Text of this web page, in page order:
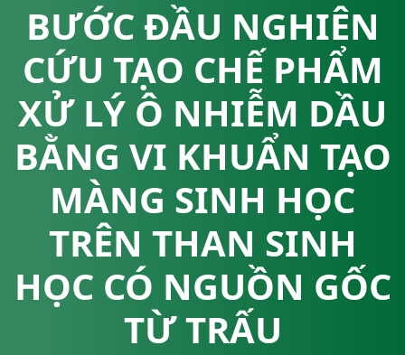
BƯỚC ĐẦU NGHIÊN
CỨU TẠO CHẾ PHẨM
XỬ LÝ Ô NHIỄM DẦU
BẰNG VI KHUẨN TẠO
MÀNG SINH HỌC
TRÊN THAN SINH
HỌC CÓ NGUỒN GỐC
TỪ TRẤU